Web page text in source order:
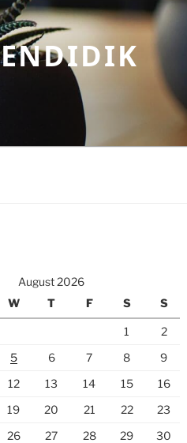
August 2026
W T F S S
1
2
5 6 7 8
9
12 13 14 15
16
19 20 21 22
23
26 27 28 29
30